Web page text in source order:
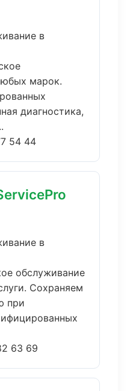
в
марок.
диагностика,
54 44
в
обслуживание
Сохраняем
при
63 69